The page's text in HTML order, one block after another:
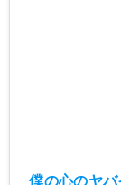
僕の心のヤ